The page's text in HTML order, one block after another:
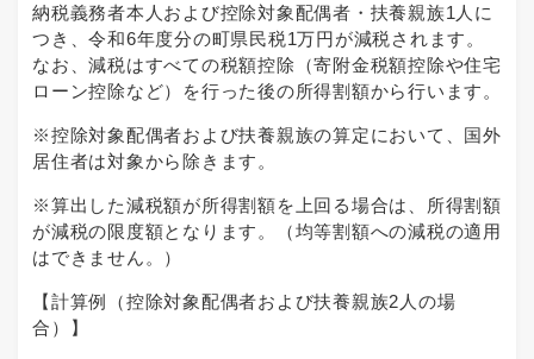
納税義務者本人および控除対象配偶者・扶養親族1人に
つき、令和6年度分の町県民税1万円が減税されます。
なお、減税はすべての税額控除（寄附金税額控除や住宅
ローン控除など）を行った後の所得割額から行います。
※控除対象配偶者および扶養親族の算定において、国外
居住者は対象から除きます。
※算出した減税額が所得割額を上回る場合は、所得割額
が減税の限度額となります。（均等割額への減税の適用
はできません。）
【計算例（控除対象配偶者および扶養親族2人の場
合）】